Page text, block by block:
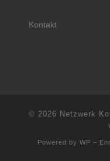
Kontakt
© 2026 Netzwerk
Powered by WP –